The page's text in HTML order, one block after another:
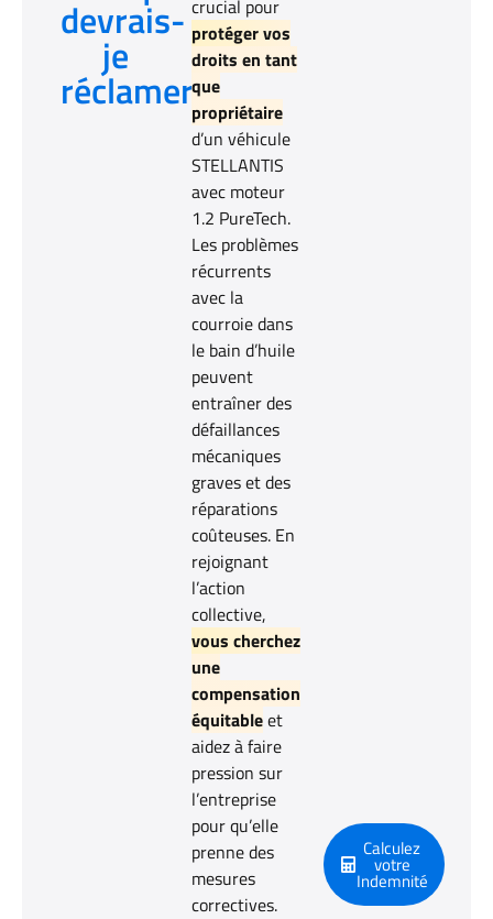
devrais-
je
réclamer?
crucial pour
protéger vos
droits en tant
que
propriétaire
d’un véhicule
STELLANTIS
avec moteur
1.2 PureTech.
Les problèmes
récurrents
avec la
courroie dans
le bain d’huile
peuvent
entraîner des
défaillances
mécaniques
graves et des
réparations
coûteuses. En
rejoignant
l’action
collective,
vous cherchez
une
compensation
équitableet
aidez à faire
pression sur
l’entreprise
pour qu’elle
prenne des
mesures
correctives.
Calculez
votre
Indemnité